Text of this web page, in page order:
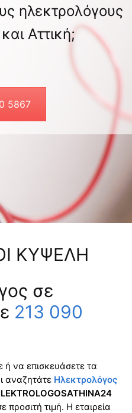
ηλεκτρολόγους
Αττική;
5867
ΚΥΨΕΛΗ
σε
213 090
ή να επισκευάσετε τα
αναζητάτε Ηλεκτρολόγος
προσιτή τιμή. Η εταιρεία